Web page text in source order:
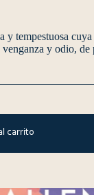
tempestuosa
y odio, de
carrito